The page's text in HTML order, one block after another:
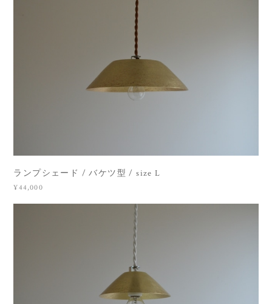
ランプシェード / バケツ型 / size L
¥44,000